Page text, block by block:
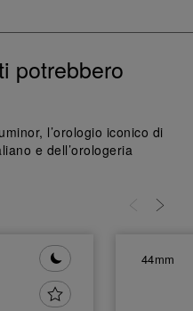
potrebbero
l’orologio iconico di
e dell’orologeria
44mm